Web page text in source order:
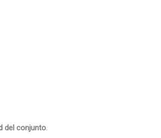
del conjunto.